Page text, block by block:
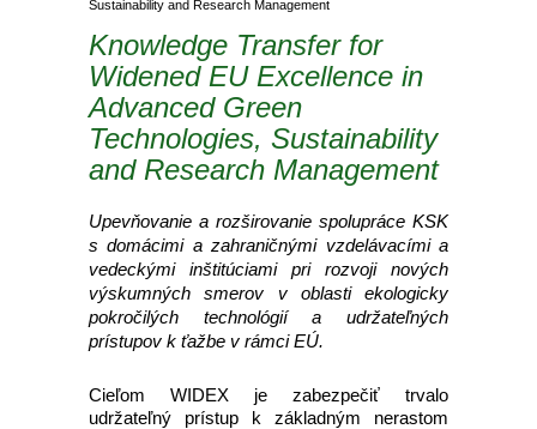
Sustainability and Research Management
Knowledge Transfer for
Widened EU Excellence in
Advanced Green
Technologies, Sustainability
and Research Management
Upevňovanie a rozširovanie spolupráce KSK
s domácimi a zahraničnými vzdelávacími a
vedeckými inštitúciami pri rozvoji nových
výskumných smerov v oblasti ekologicky
pokročilých technológií a udržateľných
prístupov k ťažbe v rámci EÚ.
Cieľom WIDEX je zabezpečiť trvalo
udržateľný prístup k základným nerastom